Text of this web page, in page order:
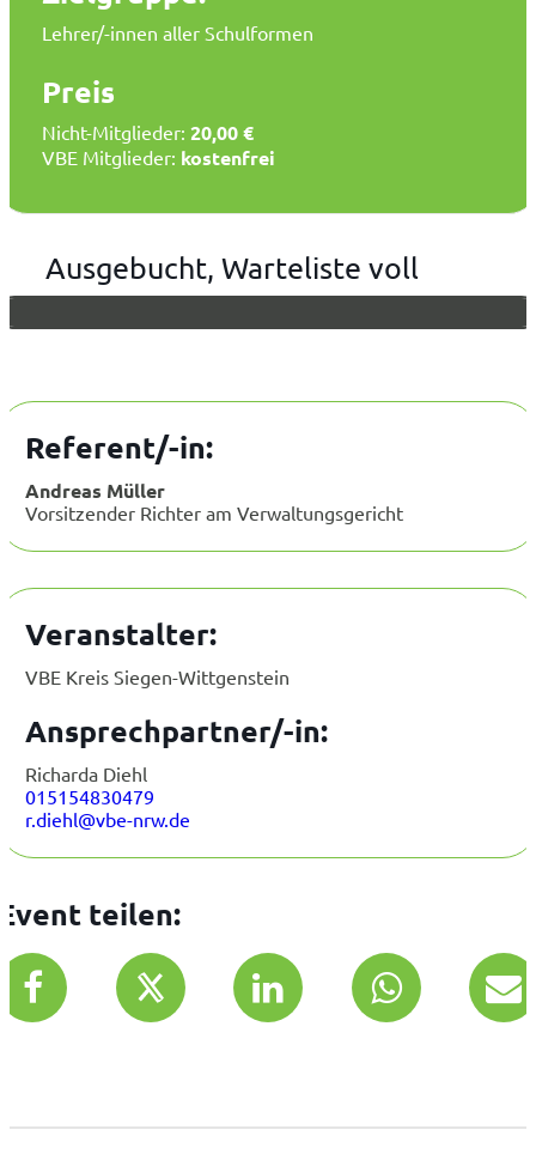
Lehrer/-innen aller Schulformen
Preis
Nicht-Mitglieder: 20,00 €
VBE Mitglieder: kostenfrei
Ausgebucht, Warteliste voll
Referent/-in:
Andreas Müller
Vorsitzender Richter am Verwaltungsgericht
Veranstalter:
VBE Kreis Siegen-Wittgenstein
Ansprechpartner/-in:
Richarda Diehl
015154830479
r.diehl@vbe-nrw.de
teilen: